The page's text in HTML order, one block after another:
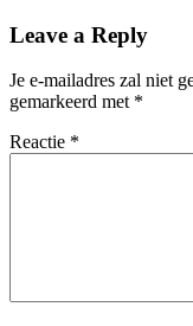
Leave a Reply
Je e-mailadres zal niet
gemarkeerd met *
Reactie *